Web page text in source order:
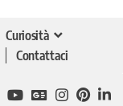
Curiosità
Contattaci